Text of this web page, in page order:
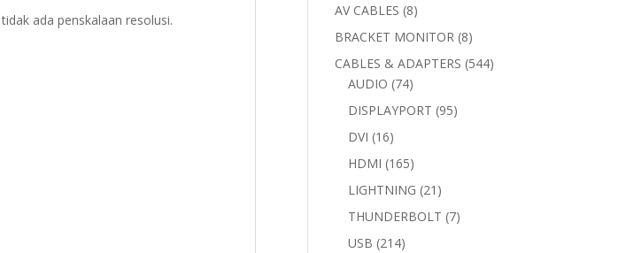
ada penskalaan resolusi.
AV CABLES 88
products
BRACKET MONITOR 88
products
CABLES & ADAPTERS 544544
AUDIO 7474
products
DISPLAYPORT 9595
DVI 1616
products
HDMI 165165
products
LIGHTNING 21 21
products
THUNDERBOLT 77
USB 214214